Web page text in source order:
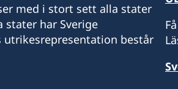
med i stort sett alla stater
stater har Sverige
utrikesrepresentation består